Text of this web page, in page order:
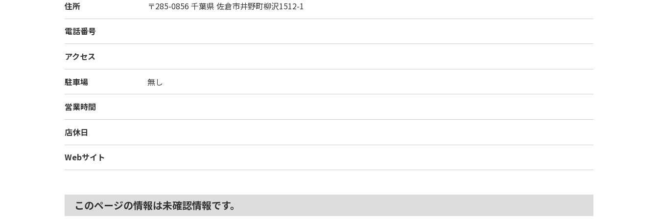
住所 〒285-0856 千葉県 佐倉市井野町柳沢1512-1
電話番号
アクセス
駐車場 無し
営業時間
店休日
Webサイト
このページの情報は未確認情報です。